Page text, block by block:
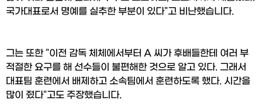
국가대표로서 명예를 실추한 부분이 있다"고 비난했습니다.
그는 또한 "이전 감독 체체에서부터 A 씨가 후배들한테 여러 부
적절한 요구를 해 선수들이 불편해한 것으로 알고 있다. 그래서
대표팀 훈련에서 배제하고 소속팀에서 훈련하도록 했다. 시간을
많이 줬다"고도 주장했습니다.